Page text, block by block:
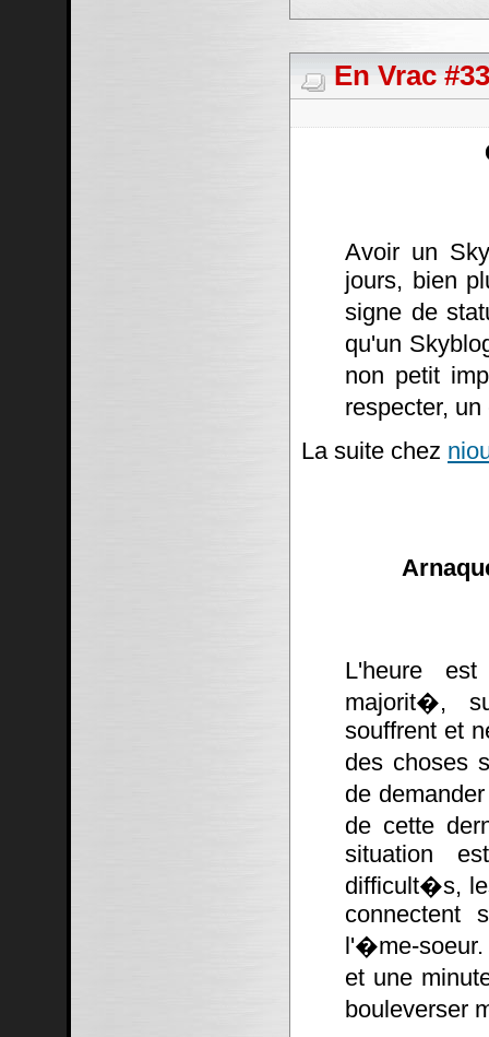
En Vrac
Avoir un
jours, bien
signe de
qu'un
non petit
respecter,
La suite chez
L'heure
majorit�,
souffrent et
des choses
de
de cette
situation
difficult�s,
connectent
l'�me-soeur.
et une
bouleverser